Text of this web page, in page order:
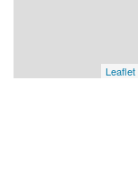
Leaflet